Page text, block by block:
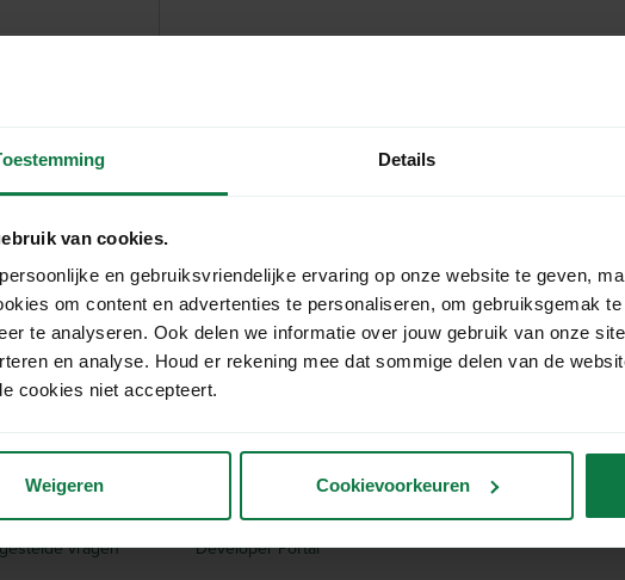
Details
van cookies.
en gebruiksvriendelijke ervaring op onze website te geven,
om content en advertenties te personaliseren, om gebruiksgemak
te analyseren. Ook delen we informatie over jouw gebruik van onze
en analyse. Houd er rekening mee dat sommige delen van de
cookies niet accepteert.
Weigeren Cookievoorkeuren
aanvraag
vragen
Over ons
Partner worden
Developer Portal